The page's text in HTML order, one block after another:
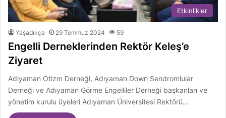
Etkinlikler
Yaşadıkça 29 Temmuz 2024 59
Engelli Derneklerinden Rektör Keleş’e
Ziyaret
Adıyaman Otizm Derneği, Adıyaman Down Sendromlular
Derneği ve Adıyaman Görme Engelliler Derneği başkanları ve
yönetim kurulu üyeleri Adıyaman Üniversitesi Rektörü…